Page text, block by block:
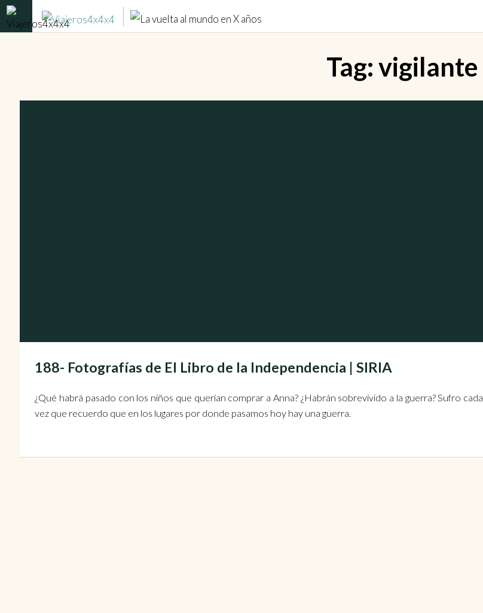
Tag:vigilante
188- Fotografías de El Libro de la Independencia | SIRIA
¿Qué habrá pasado con los niños que querían comprar a Anna? ¿Habrán sobrevivido a la guerra? Sufro cada
vez que recuerdo que en los lugares por donde pasamos hoy hay una guerra.